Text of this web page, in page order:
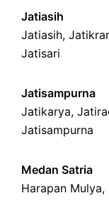
Jatiasih
Jatiasih,
Jatisari
Jatisampurna
Jatikarya,
Jatisampurna
Medan Satria
Harapan Mulya,